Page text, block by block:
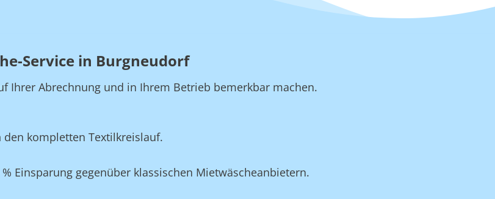
Service in Burgneudorf
Ihrer Abrechnung und in Ihrem Betrieb bemerkbar machen.
kompletten Textilkreislauf.
Einsparung gegenüber klassischen Mietwäscheanbietern.